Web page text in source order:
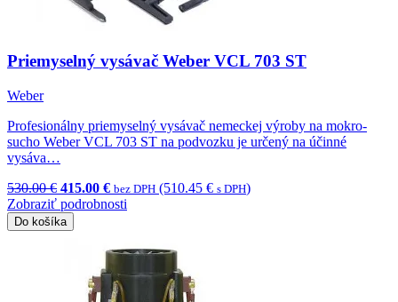
Priemyselný vysávač Weber VCL 703 ST
Weber
Profesionálny priemyselný vysávač nemeckej výroby na mokro-
sucho Weber VCL 703 ST na podvozku je určený na účinné
vysáva…
530.00 € 415.00 € bez DPH (510.45 € s DPH)
Zobraziť podrobnosti
Do košíka